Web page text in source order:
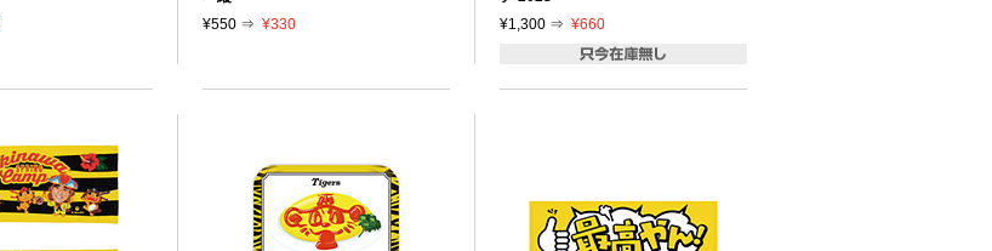
¥550 ⇒ ¥330
¥1,300 ⇒ ¥660